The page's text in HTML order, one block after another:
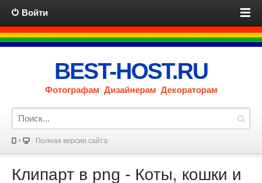
Войти
BEST-HOST.RU
Фотографам Дизайнерам Декораторам
Полная версия сайта
Клипарт в png - Коты, кошки и